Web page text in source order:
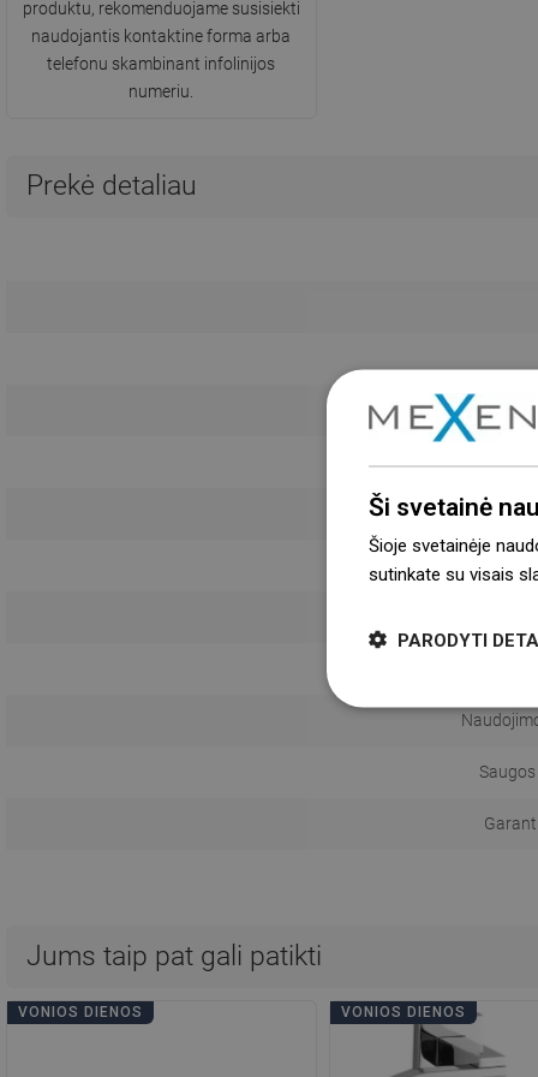
produktu, rekomenduojame susisiekti
naudojantis kontaktine forma arba
telefonu skambinant infolinijos
numeriu.
Prekė detaliau
Jums taip pat gali patikti
VONIOS DIENOS VONIOS DIENOS
Ši svetainė
Šioje svetainėje
sutinkate su visais
PARODYTI